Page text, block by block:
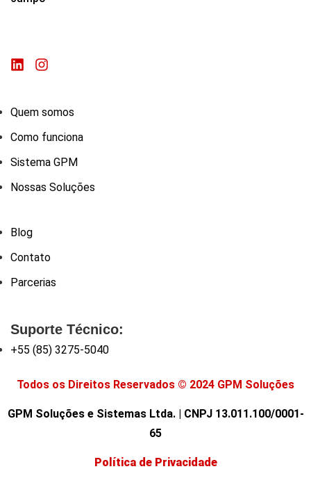
Quem somos
Como funciona
Sistema GPM
Nossas Soluções
Blog
Contato
Parcerias
Suporte Técnico:
+55 (85) 3275-5040
Todos os Direitos Reservados © 2024 GPM Soluções
GPM Soluções e Sistemas Ltda. | CNPJ 13.011.100/0001-
65
Política de Privacidade